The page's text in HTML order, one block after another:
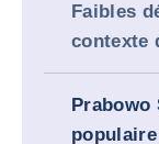
Faibles
contexte